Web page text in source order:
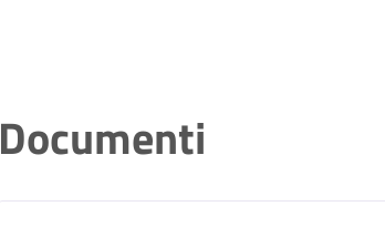
Documenti